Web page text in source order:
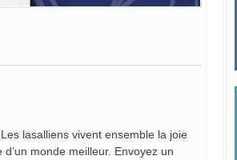
lasalliens vivent ensemble la joie
monde meilleur. Envoyez un